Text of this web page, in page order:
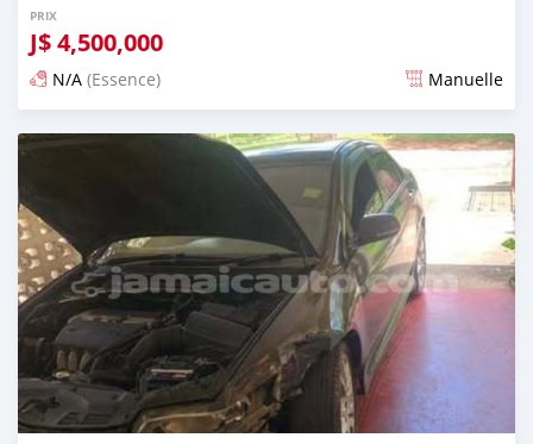
PRIX
J$4,500,000
N/A (Essence) Manuelle
Publié il y a 3 mois